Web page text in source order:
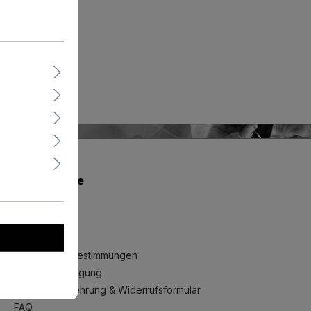
Shopservice
AGB
Datenschutzbestimmungen
Batterieentsorgung
Widerrufsbelehrung & Widerrufsformular
FAQ